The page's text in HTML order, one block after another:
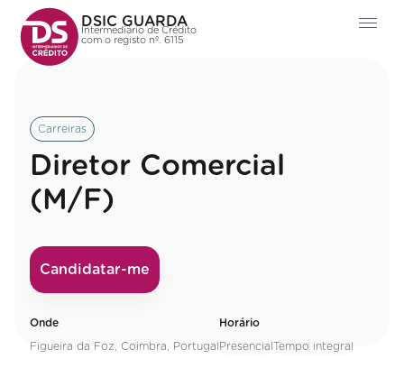
DSIC GUARDA
Intermediário de Crédito
com o registo nº. 6115
Carreiras
Diretor Comercial
(M/F)
Candidatar-me
Onde
Figueira da Foz, Coimbra, Portugal
Horário
PresencialTempo integral